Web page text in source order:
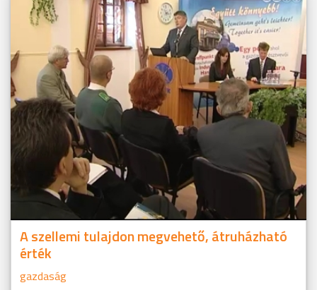
A szellemi tulajdon megvehető, átruházható
érték
gazdaság